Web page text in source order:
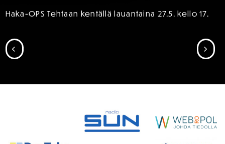
Haka-OPS Tehtaan kentällä lauantaina 27.5. kello 17.
SIIRRY EDELLISEEN